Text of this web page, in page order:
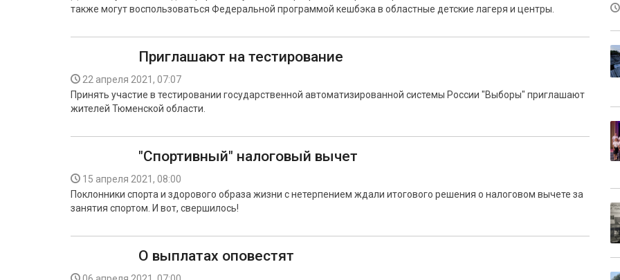
также могут воспользоваться Федеральной программой кешбэка в областные детские лагеря и центры.
Приглашают на тестирование
22 апреля 2021, 07:07
Принять участие в тестировании государственной автоматизированной системы России "Выборы" приглашают
жителей Тюменской области.
"Спортивный" налоговый вычет
15 апреля 2021, 08:00
Поклонники спорта и здорового образа жизни с нетерпением ждали итогового решения о налоговом вычете за
занятия спортом. И вот, свершилось!
О выплатах оповестят